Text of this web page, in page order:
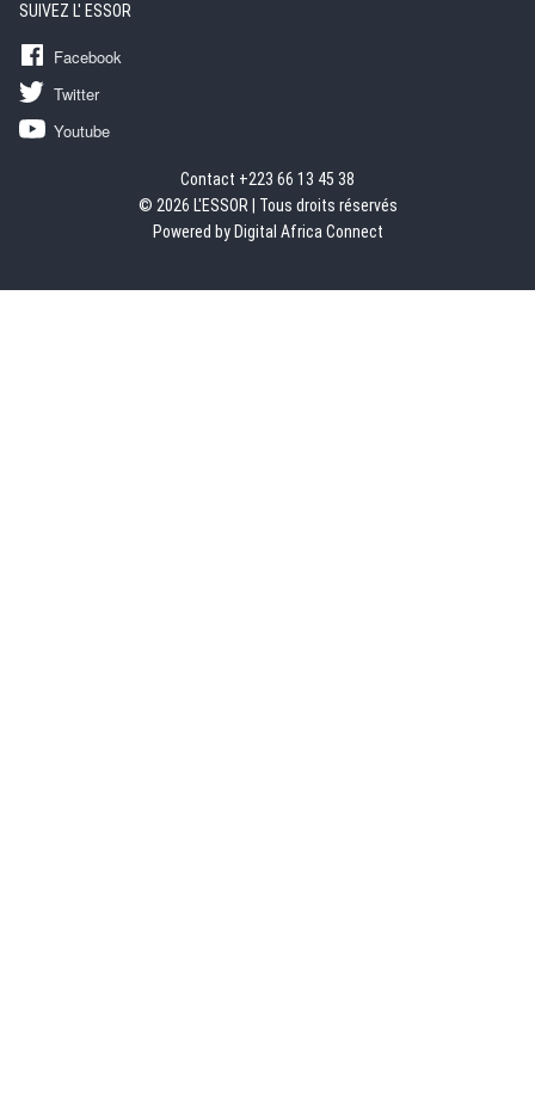
SUIVEZ L' ESSOR
Facebook
Twitter
Youtube
Contact +223 66 13 45 38
© 2026 L'ESSOR | Tous droits réservés
Powered by Digital Africa Connect